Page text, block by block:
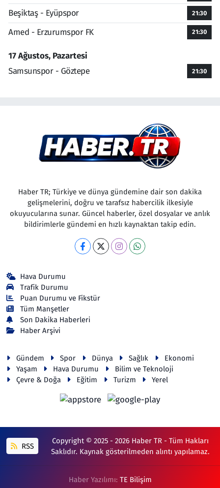
Beşiktaş - Eyüpspor 21:30
Amed - Erzurumspor FK 21:30
17 Ağustos, Pazartesi
Samsunspor - Göztepe
21:30
Haber TR; Türkiye ve dünya gündemine dair son dakika
gelişmelerini, doğru ve tarafsız habercilik ilkesiyle
okuyucularına sunar. Güncel haberler, özel dosyalar ve anlık
bildirimlerle gündemi en hızlı kaynaktan takip edin.
Hava Durumu
Trafik Durumu
Puan Durumu ve Fikstür
Tüm Manşetler
Son Dakika Haberleri
Haber Arşivi
Gündem Spor Dünya Sağlık
Ekonomi
Yaşam
Hava Durumu
Bilim ve Teknoloji
Çevre & Doğa
Eğitim Turizm Yerel
RSS
Copyright © 2025 - 2026 Haber TR - Tüm Hakları
Saklıdır. Kaynak gösterilmeden alıntı yapılamaz.
Haber Yazılımı: TE Bilişim